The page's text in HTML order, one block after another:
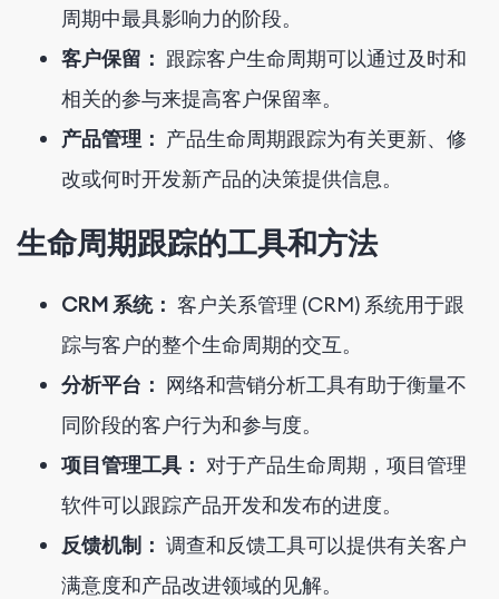
周期中最具影响力的阶段。
客户保留： 跟踪客户生命周期可以通过及时和
相关的参与来提高客户保留率。
产品管理： 产品生命周期跟踪为有关更新、修
改或何时开发新产品的决策提供信息。
生命周期跟踪的工具和方法
CRM 系统： 客户关系管理 (CRM) 系统用于跟
踪与客户的整个生命周期的交互。
分析平台： 网络和营销分析工具有助于衡量不
同阶段的客户行为和参与度。
项目管理工具： 对于产品生命周期，项目管理
软件可以跟踪产品开发和发布的进度。
反馈机制： 调查和反馈工具可以提供有关客户
满意度和产品改进领域的见解。